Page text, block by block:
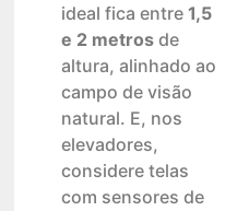
ideal fica entre 1,5
e 2 metrosde
altura, alinhado ao
campo de visão
natural. E, nos
elevadores,
considere telas
com sensores de